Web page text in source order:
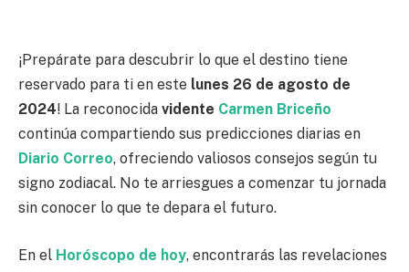
¡Prepárate para descubrir lo que el destino tiene
reservado para ti en este lunes 26 de agosto de
2024! La reconocida vidente Carmen Briceño
continúa compartiendo sus predicciones diarias en
Diario Correo, ofreciendo valiosos consejos según tu
signo zodiacal. No te arriesgues a comenzar tu jornada
sin conocer lo que te depara el futuro.
En el Horóscopo de hoy, encontrarás las revelaciones